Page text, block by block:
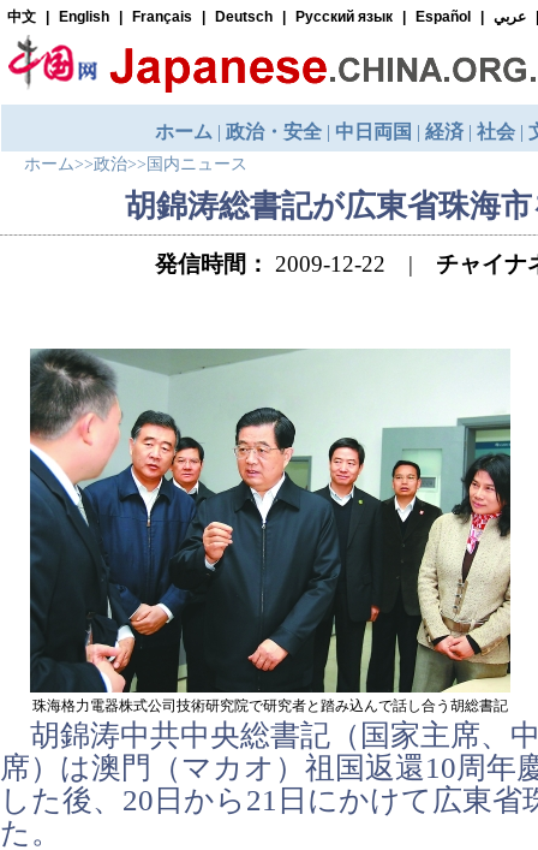
ホーム>>政治>> 国内ニュース
胡錦涛総書記が広東省珠海
発信時間： 2009-12-22 | チャイナ
珠海格力電器株式公司技術研究院で研究者と踏み込んで話し合う胡総書記
胡錦涛中共中央総書記（国家主席、
席）は澳門（マカオ）祖国返還10周年
した後、20日から21日にかけて広東省
た。